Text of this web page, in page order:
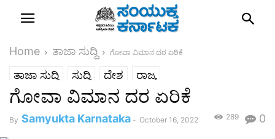
Home ತಾಜಾ ಸುದ್ದಿ ಗೋವಾ ವಿಮಾನ ದರ ಏರಿಕೆ
ತಾಜಾ ಸುದ್ದಿ ಸುದ್ದಿ ದೇಶ ರಾಜ್ಯ
ಗೋವಾ ವಿಮಾನ ದರ ಏರಿಕೆ
By Samyukta Karnataka - October 16, 2022 0
289